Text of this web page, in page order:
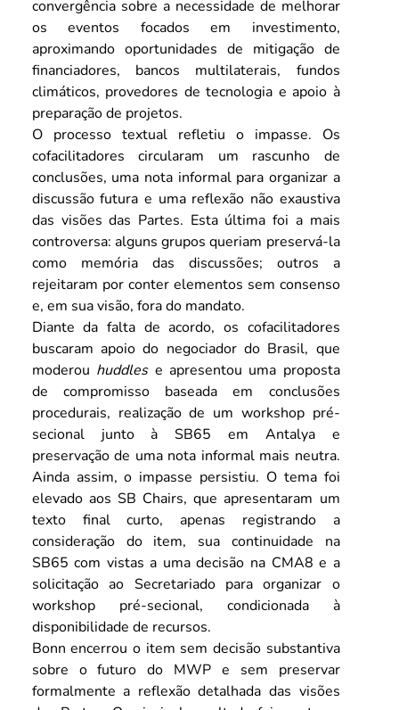
convergência sobre a necessidade de melhorar
os eventos focados em investimento,
aproximando oportunidades de mitigação de
financiadores, bancos multilaterais, fundos
climáticos, provedores de tecnologia e apoio à
preparação de projetos.
O processo textual refletiu o impasse. Os
cofacilitadores circularam um rascunho de
conclusões, uma nota informal para organizar a
discussão futura e uma reflexão não exaustiva
das visões das Partes. Esta última foi a mais
controversa: alguns grupos queriam preservá-la
como memória das discussões; outros a
rejeitaram por conter elementos sem consenso
e, em sua visão, fora do mandato.
Diante da falta de acordo, os cofacilitadores
buscaram apoio do negociador do Brasil, que
moderou huddles e apresentou uma proposta
de compromisso baseada em conclusões
procedurais, realização de um workshop pré-
secional junto à SB65 em Antalya e
preservação de uma nota informal mais neutra.
Ainda assim, o impasse persistiu. O tema foi
elevado aos SB Chairs, que apresentaram um
texto final curto, apenas registrando a
consideração do item, sua continuidade na
SB65 com vistas a uma decisão na CMA8 e a
solicitação ao Secretariado para organizar o
workshop pré-secional, condicionada à
disponibilidade de recursos.
Bonn encerrou o item sem decisão substantiva
sobre o futuro do MWP e sem preservar
formalmente a reflexão detalhada das visões